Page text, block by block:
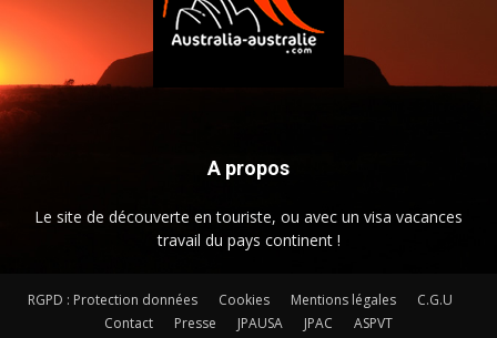
A propos
Le site de découverte en touriste, ou avec un visa vacances
travail du pays continent !
RGPD : Protection données Cookies Mentions légales
C.G.U
Contact
Presse JPAUSA JPAC ASPVT